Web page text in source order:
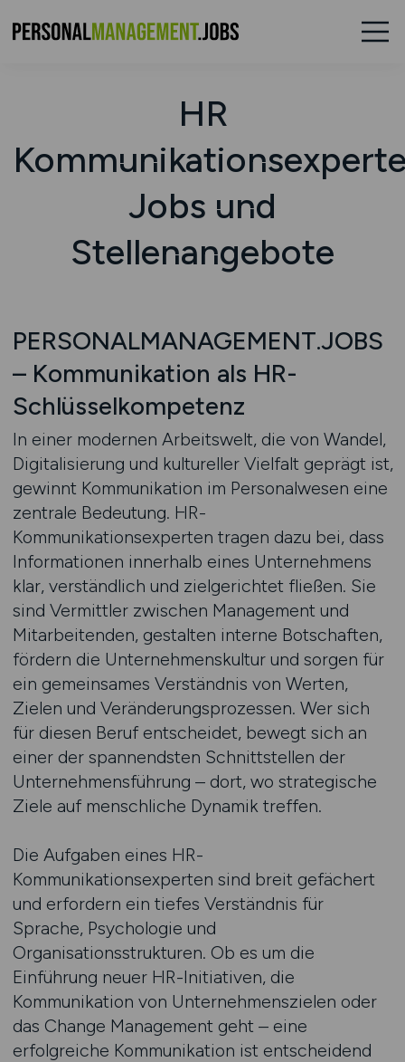
HR
Jobs und
Stellenangebote
PERSONALMANAGEMENT.JOBS
– Kommunikation als HR-
Schlüsselkompetenz
In einer modernen Arbeitswelt, die von Wandel,
Digitalisierung und kultureller Vielfalt geprägt ist,
gewinnt Kommunikation im Personalwesen eine
zentrale Bedeutung. HR-
Kommunikationsexperten tragen dazu bei, dass
Informationen innerhalb eines Unternehmens
klar, verständlich und zielgerichtet fließen. Sie
sind Vermittler zwischen Management und
Mitarbeitenden, gestalten interne Botschaften,
fördern die Unternehmenskultur und sorgen für
ein gemeinsames Verständnis von Werten,
Zielen und Veränderungsprozessen. Wer sich
für diesen Beruf entscheidet, bewegt sich an
einer der spannendsten Schnittstellen der
Unternehmensführung – dort, wo strategische
Ziele auf menschliche Dynamik treffen.
Die Aufgaben eines HR-
Kommunikationsexperten sind breit gefächert
und erfordern ein tiefes Verständnis für
Sprache, Psychologie und
Organisationsstrukturen. Ob es um die
Einführung neuer HR-Initiativen, die
Kommunikation von Unternehmenszielen oder
das Change Management geht – eine
erfolgreiche Kommunikation ist entscheidend